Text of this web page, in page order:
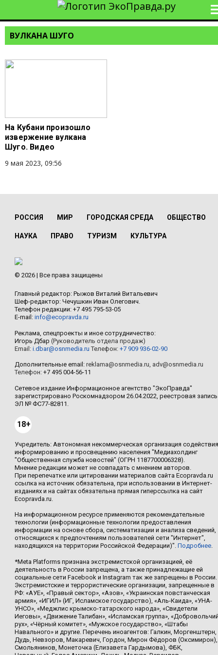
ВУЛКАНА ШУГО
На Кубани произошло
извержение вулкана
Шуго. Видео
9 мая 2023, 09:56
РОССИЯ МИР ГОРОДСКАЯ СРЕДА ОБЩЕСТВО
НАУКА ПРАВО ТУРИЗМ КУЛЬТУРА
© 2026 | Все права защищены
Главный редактор: Рыжов Виталий Витальевич
Шеф-редактор: Чечушкин Иван Олегович.
Телефон редакции: +7 495 795-53-05
E-mail: info@ecopravda.ru
Реклама, спецпроекты и иное сотрудничество:
Игорь Дбар (Руководитель отдела продаж)
Email: i.dbar@osnmedia.ru Телефон: +7 909 936-02-90
Дополнительные email: reklama@osnmedia.ru, adv@osnmedia.ru
Телефон: +7 495 004-56-11
Сетевое издание Информационное агентство "ЭкоПравда"
зарегистрировано Роскомнадзором 26.04.2022, реестровая запись
ЭЛ № ФС77-82811.
18+
Учредитель: Автономная некоммерческая организация содействия
информированию и просвещению населения "Медиахолдинг
"Общественная служба новостей" (ОГРН 1187700006328).
Мнение редакции может не совпадать с мнением авторов.
При перепечатке или цитировании материалов сайта Ecopravda.ru
ссылка на источник обязательна, при использовании в Интернет-
изданиях и на сайтах обязательна прямая гиперссылка на сайт
Ecopravda.ru.
На информационном ресурсе применяются рекомендательные
технологии (информационные технологии предоставления
информации на основе сбора, систематизации и анализа сведений,
относящихся к предпочтениям пользователей сети "Интернет",
находящихся на территории Российской Федерации)". Подробнее.
*Meta Platforms признана экстремистской организацией, её
деятельность в России запрещена, а также принадлежащие ей
социальные сети Facebook и Instagram так же запрещены в России.
Экстремистские и террористические организации, запрещенные в
РФ: «АУЕ», «Правый сектор», «Азов», «Украинская повстанческая
армия», «ИГИЛ» (ИГ, Исламское государство), «Аль-Каида», «УНА-
УНСО», «Меджлис крымско-татарского народа», «Свидетели
Иеговы», «Движение Талибан», «Исламская группа»,
рух», «Чёрный комитет», «Мужское государство», «Штабы
Навального» и другие. Перечень иноагентов: Галкин, Моргенштерн,
Дудь, Невзоров, Макаревич, Гордон, Мирон Фёдоров (Оксимирон),
Смольянинов, Монеточка (Елизавета Гардымова), ФБК,